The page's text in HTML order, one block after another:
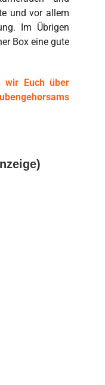
und vor allem
Im Übrigen
Box eine gute
wir Euch über